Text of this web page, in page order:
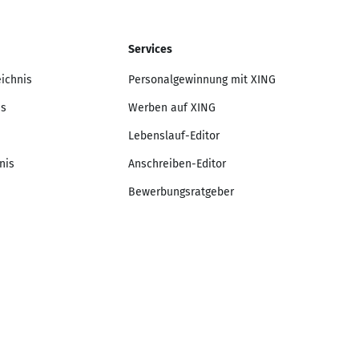
Services
Personalgewinnung mit XING
Werben auf XING
Lebenslauf-Editor
Anschreiben-Editor
Bewerbungsratgeber